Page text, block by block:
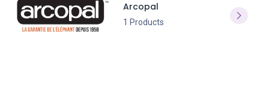
Arcopal
1 Products